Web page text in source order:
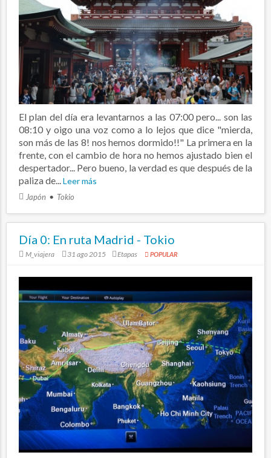
El plan del día era levantarnos a las 07:00 pero... son las
08:10 y oigo una voz como a lo lejos que dice "mierda,
son más de las 8! nos hemos dormido!!" La primera en la
frente, con el cambio de hora no hemos ajustado bien el
despertador... Pero bueno, la verdad es que después de la
paliza de...Leer más
Japón Tokio
Día 0: En ruta Madrid - Tokio
M_viajera 31 ago 2015 Etapas POPULAR